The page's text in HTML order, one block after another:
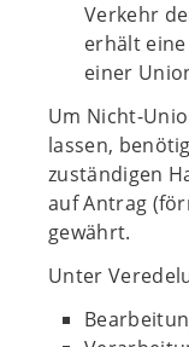
Verkehr
erhält
einer
Um Nicht-
lassen,
zuständigen
auf Antrag
gewährt.
Unter